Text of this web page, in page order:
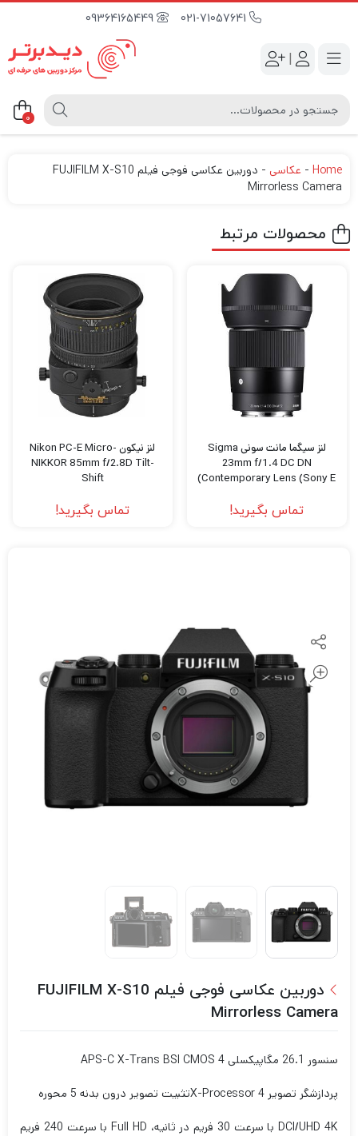
09364165449
|
0
Home
- عکاسی -
دوربین عکاسی فوجی فیلم FUJIFILM X-S10
Mirrorless Camera
محصولات مرتبط
لنز سیگما مانت سونی Sigma
23mm f/1.4 DC DN
Contemporary Lens (Sony E)
تماس بگیرید!
لنز نیکون Nikon PC-E Micro-
NIKKOR 85mm f/2.8D Tilt-
Shift
تماس بگیرید!
دوربین عکاسی فوجی فیلم FUJIFILM X-S10
Mirrorless Camera
سنسور 26.1 مگاپیکسلی APS-C X-Trans BSI CMOS 4
پردازشگر تصویر X-Processor 4 تثبیت تصویر درون بدنه 5 محوره
DCI/UHD 4K با سرعت 30 فریم در ثانیه، Full HD با سرعت 240 فریم